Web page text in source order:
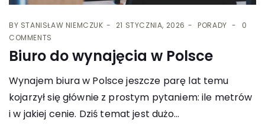
BY STANISŁAW NIEMCZUK 21 STYCZNIA, 2026 PORADY
0
COMMENTS
Biuro do wynajęcia w Polsce
Wynajem biura w Polsce jeszcze parę lat temu
kojarzył się głównie z prostym pytaniem: ile metrów
i w jakiej cenie. Dziś temat jest dużo...